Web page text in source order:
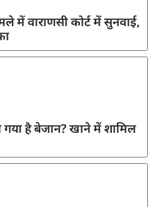
में वाराणसी कोर्ट में सुनवाई,
गया है बेजान? खाने में शामिल